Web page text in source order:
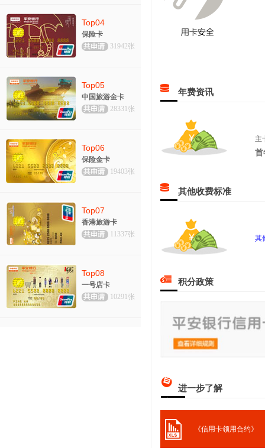
Top04
保险卡
31942张
Top05
中国旅游金卡
28331张
Top06
保险金卡
19403张
Top07
香港旅游卡
11337张
Top08
一号店卡
10291张
年费资讯
主
首
其他收费标准
其
积分政策
进一步了解
《信用卡领用合约》